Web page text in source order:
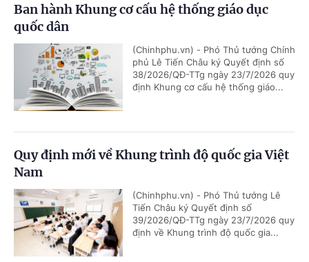
Ban hành Khung cơ cấu hệ thống giáo dục
quốc dân
(Chinhphu.vn) - Phó Thủ tướng Chính
phủ Lê Tiến Châu ký Quyết định số
38/2026/QĐ-TTg ngày 23/7/2026 quy
định Khung cơ cấu hệ thống giáo...
Quy định mới về Khung trình độ quốc gia Việt
Nam
(Chinhphu.vn) - Phó Thủ tướng Lê
Tiến Châu ký Quyết định số
39/2026/QĐ-TTg ngày 23/7/2026 quy
định về Khung trình độ quốc gia...